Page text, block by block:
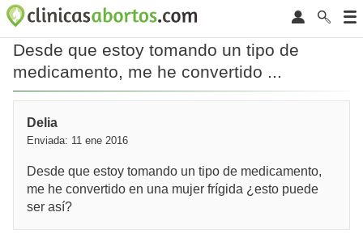
Desde que estoy tomando un tipo de
medicamento, me he convertido ...
Delia
Enviada: 11 ene 2016
Desde que estoy tomando un tipo de medicamento,
me he convertido en una mujer frígida ¿esto puede
ser así?